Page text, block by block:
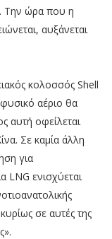
Την ώρα που η
αυξάνεται
κολοσσός Shell
αέριο θα
αυτή οφείλεται
Σε καμία άλλη
για
LNG ενισχύεται
σε αυτές της